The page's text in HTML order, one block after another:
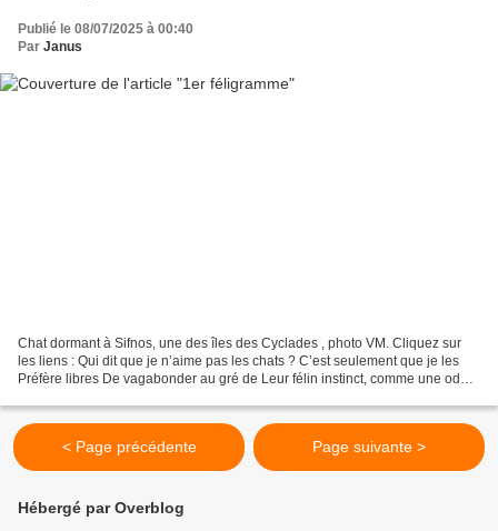
Publié le 08/07/2025 à 00:40
Par Janus
Chat dormant à Sifnos, une des îles des Cyclades , photo VM. Cliquez sur
les liens : Qui dit que je n’aime pas les chats ? C’est seulement que je les
Préfère libres De vagabonder au gré de Leur félin instinct, comme une ode À
< Page précédente Page suivante >
Hébergé par Overblog